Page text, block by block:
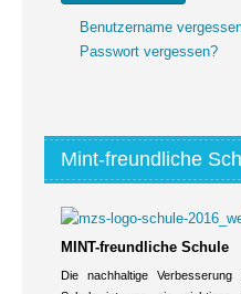
Benutzername
Passwort vergessen?
Mint-freundliche
MINT-freundliche Schule
Die nachhaltige